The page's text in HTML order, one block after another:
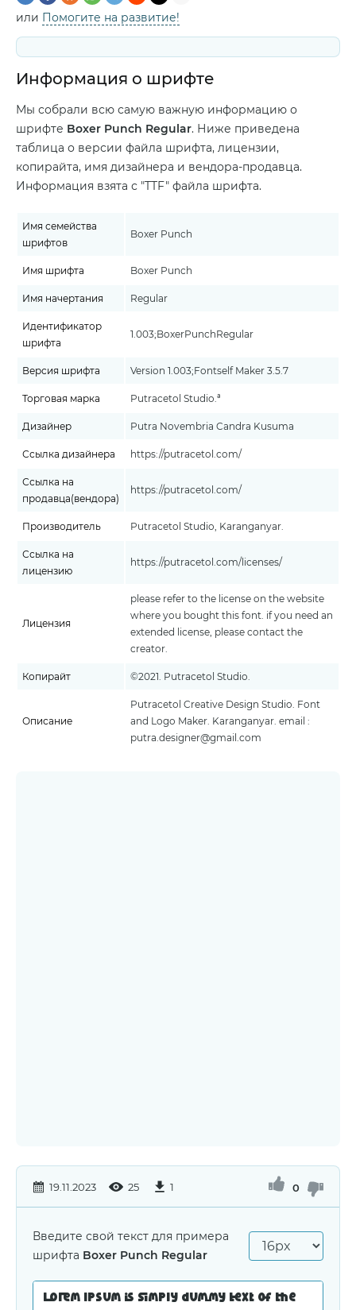
или Помогите на развитие!
Информация о шрифте
Мы собрали всю самую важную информацию о
шрифте Boxer Punch Regular. Ниже приведена
таблица о версии файла шрифта, лицензии,
копирайта, имя дизайнера и вендора-продавца.
Информация взята с "TTF" файла шрифта.
Имя семейства
шрифтов
Boxer Punch
Имя шрифта Boxer Punch
Имя начертания Regular
Идентификатор
шрифта
1.003;BoxerPunchRegular
Версия шрифта Version 1.003;Fontself Maker 3.5.7
Торговая марка Putracetol Studio.ª
Дизайнер Putra Novembria Candra Kusuma
Ссылка дизайнера https://putracetol.com/
Ссылка на
продавца(вендора)
https://putracetol.com/
Производитель Putracetol Studio, Karanganyar.
Ссылка на
лицензию
https://putracetol.com/licenses/
Лицензия
please refer to the license on the website
where you bought this font. if you need an
extended license, please contact the
creator.
Копирайт ©2021. Putracetol Studio.
Описание
Putracetol Creative Design Studio. Font
and Logo Maker. Karanganyar. email :
putra.designer@gmail.com
19.11.2023 25 1 0
Введите свой текст для примера
шрифта Boxer Punch Regular